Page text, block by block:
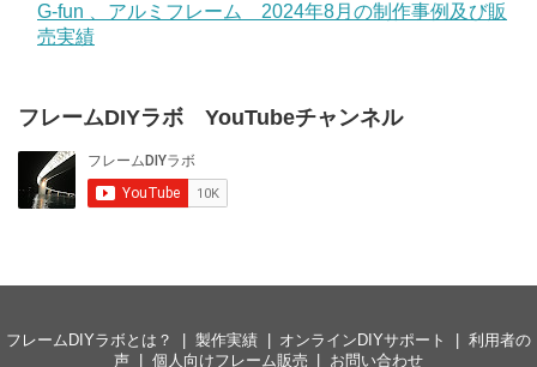
G-fun 、アルミフレーム 2024年8月の制作事例及び販
売実績
フレームDIYラボ YouTubeチャンネル
フレームDIYラボとは？ 製作実績 オンラインDIYサポート
利用者の
声
個人向けフレーム販売 お問い合わせ